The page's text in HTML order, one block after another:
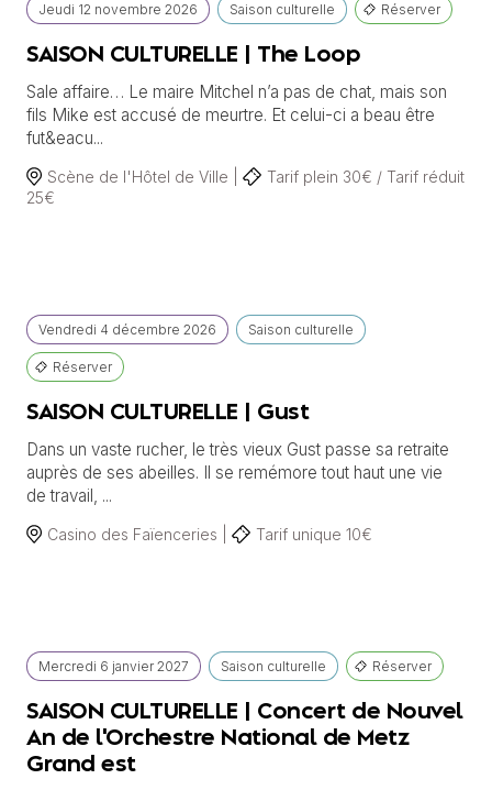
Jeudi 12 novembre 2026 Saison culturelle Réserver
SAISON CULTURELLE | The Loop
Sale affaire… Le maire Mitchel n’a pas de chat, mais son
fils Mike est accusé de meurtre. Et celui-ci a beau être
fut&eacu...
Scène de l'Hôtel de Ville |
Tarif plein 30€ / Tarif réduit
25€
Vendredi 4 décembre 2026 Saison culturelle
Réserver
SAISON CULTURELLE | Gust
Dans un vaste rucher, le très vieux Gust passe sa retraite
auprès de ses abeilles. Il se remémore tout haut une vie
de travail, ...
Casino des Faïenceries | Tarif unique 10€
Mercredi 6 janvier 2027 Saison culturelle Réserver
SAISON CULTURELLE | Concert de Nouvel
An de l'Orchestre National de Metz
Grand est